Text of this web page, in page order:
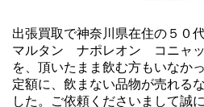
出張買取で神奈川県在住の５０
マルタン ナポレオン コニャ
を、頂いたまま飲む方もいなか
定額に、飲まない品物が売れる
した。ご依頼くださいまして誠